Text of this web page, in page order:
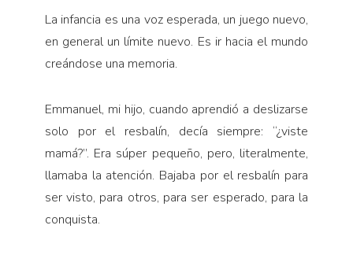
La infancia es una voz esperada, un juego nuevo,
en general un límite nuevo. Es ir hacia el mundo
creándose una memoria.
Emmanuel, mi hijo, cuando aprendió a deslizarse
solo por el resbalín, decía siempre: “¿viste
mamá?”. Era súper pequeño, pero, literalmente,
llamaba la atención. Bajaba por el resbalín para
ser visto, para otros, para ser esperado, para la
conquista.